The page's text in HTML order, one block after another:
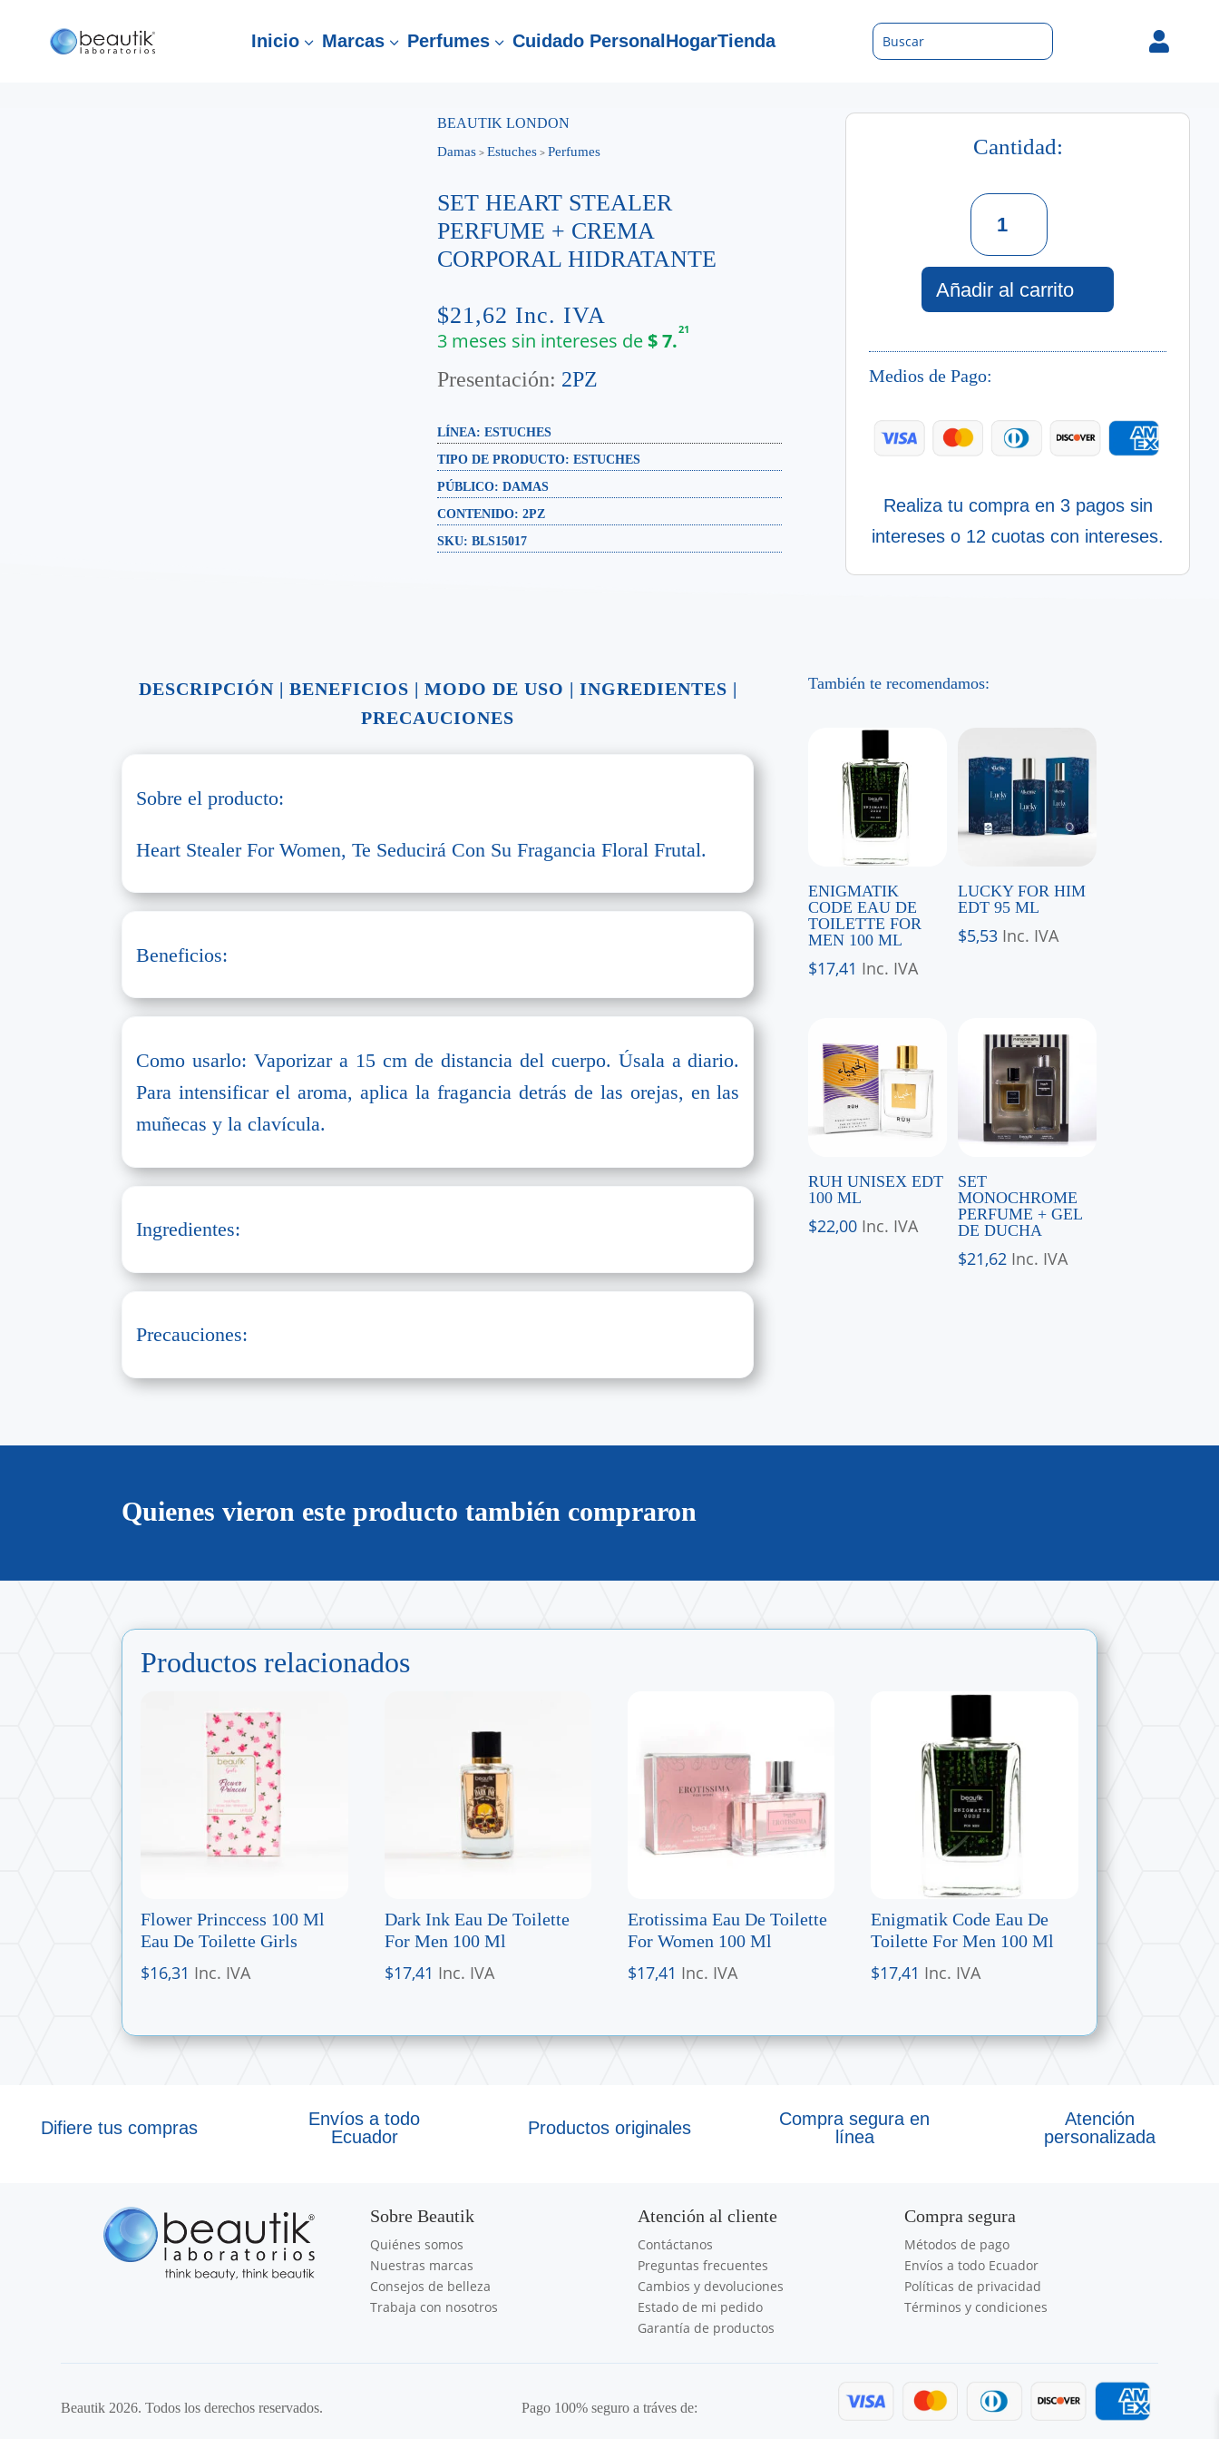
Inicio 3 Marcas 3 Perfumes 3 Cuidado Personal HogarTienda 
BEAUTIK LONDON
Damas > Estuches > Perfumes
SET HEART STEALER
PERFUME + CREMA
CORPORAL HIDRATANTE
$21,62 Inc. IVA
3 meses sin intereses de$7.21
Presentación: 2PZ
LÍNEA: ESTUCHES
TIPO DE PRODUCTO:ESTUCHES
PÚBLICO:DAMAS
CONTENIDO:2PZ
SKU: BLS15017
Cantidad:
Set
Heart
Stealer
Perfume
+
Hidratante
cantidad
Añadir al carrito
Medios de Pago:
Realiza tu compra en 3 pagos sin
intereses o 12 cuotas con intereses.
DESCRIPCIÓN| BENEFICIOS | MODO DE USO | INGREDIENTES |
PRECAUCIONES
Sobre el producto:
Heart Stealer For Women, Te Seducirá Con Su Fragancia Floral Frutal.
Beneficios:
Como usarlo: Vaporizar a 15 cm de distancia del cuerpo. Úsala a diario.
Para intensificar el aroma, aplica la fragancia detrás de las orejas, en las
muñecas y la clavícula.
Ingredientes:
Precauciones:
También te recomendamos:
ENIGMATIK
CODE EAU DE
TOILETTE FOR
MEN 100 ML
$17,41 Inc. IVA
LUCKY FOR HIM
EDT 95 ML
$5,53 Inc. IVA
RUH UNISEX EDT
100 ML
$22,00 Inc. IVA
SET
MONOCHROME
PERFUME + GEL
DE DUCHA
$21,62 Inc. IVA
Quienes vieron este producto también compraron
Productos relacionados
Flower Princcess 100 Ml
Eau De Toilette Girls
$16,31 Inc. IVA
Dark Ink Eau De Toilette
For Men 100 Ml
$17,41 Inc. IVA
Erotissima Eau De Toilette
For Women 100 Ml
$17,41 Inc. IVA
Enigmatik Code Eau De
Toilette For Men 100 Ml
$17,41 Inc. IVA
Difiere tus compras
Envíos a todo
Ecuador
Productos originales
Compra segura en
línea
Atención
personalizada
Sobre Beautik
Quiénes somos
Nuestras marcas
Consejos de belleza
Trabaja con nosotros
Atención al cliente
Contáctanos
Preguntas frecuentes
Cambios y devoluciones
Estado de mi pedido
Garantía de productos
Compra segura
Métodos de pago
Envíos a todo Ecuador
Políticas de privacidad
Términos y condiciones
Beautik 2026. Todos los derechos reservados. Pago 100% seguro a tráves de: